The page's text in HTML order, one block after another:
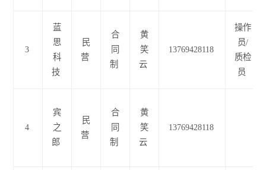
3
蓝
思
科
技
民
营
合
同
制
黄
笑
云
13769428118
操作
员/
质检
员
4
宾
之
郎
民
营
合
同
制
黄
笑
云
13769428118